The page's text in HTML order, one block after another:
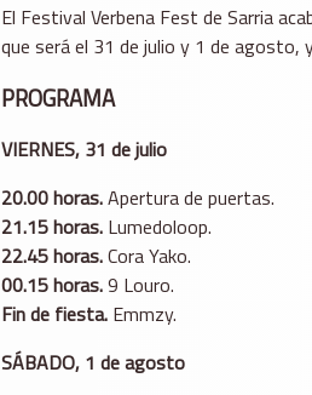
El Festival Verbena Fest de Sarria
que será el 31 de julio y 1 de agosto,
PROGRAMA
VIERNES, 31 de julio
20.00 horas.Apertura de puertas.
21.15 horas.Lumedoloop.
22.45 horas.Cora Yako.
00.15 horas.9 Louro.
Fin de fiesta.Emmzy.
SÁBADO, 1 de agosto